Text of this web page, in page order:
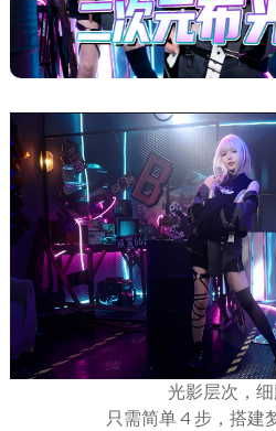
光影层次，
只需简单 4 步，搭建